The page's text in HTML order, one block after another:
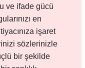
ve ifade gücü
en
işaret
sözlerinizle
bir şekilde